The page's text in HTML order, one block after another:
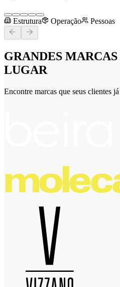
Estrutura Operação Pessoas
GRANDES MARCAS
LUGAR
Encontre marcas que seus clientes